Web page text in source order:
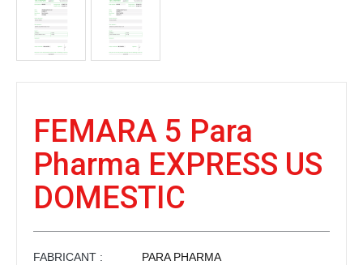
FEMARA 5 Para
Pharma EXPRESS US
DOMESTIC
FABRICANT :
PARA PHARMA